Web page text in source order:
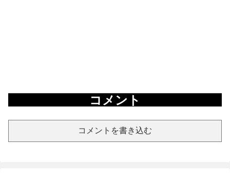
コメント
コメントを書き込む